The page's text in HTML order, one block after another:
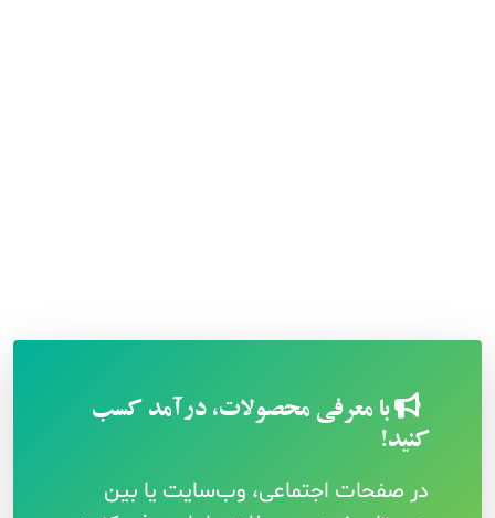
با معرفی محصولات، درآمد کسب
کنید!
در صفحات اجتماعی، وب‌سایت یا بین